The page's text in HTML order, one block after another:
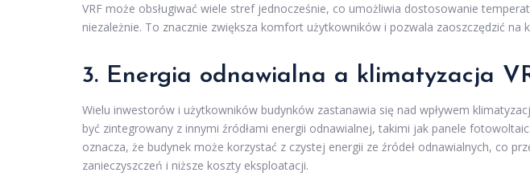
VRF może obsługiwać wiele stref jednocześnie, co umożliwia dostosowanie
niezależnie. To znacznie zwiększa komfort użytkowników i pozwala zaoszczędzić na
3. Energia odnawialna a klimatyzacja
Wielu inwestorów i użytkowników budynków zastanawia się nad wpływem
być zintegrowany z innymi źródłami energii odnawialnej, takimi jak panele
oznacza, że budynek może korzystać z czystej energii ze źródeł odnawialnych, co
zanieczyszczeń i niższe koszty eksploatacji.